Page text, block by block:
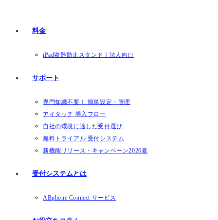
料金
iPad盗難防止スタンド｜法人向け
サポート
専門知識不要！ 簡単設定・管理
アイタッチ 導入フロー
自社の環境に適した受付選び
無料トライアル 受付システム
新機能リリース・キャンペーン2026夏
受付システムとは
ABphone Connect サービス